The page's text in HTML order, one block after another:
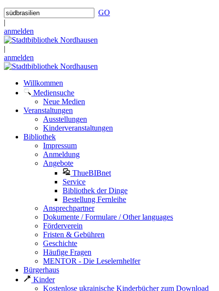
GO
|
anmelden
|
anmelden
Willkommen
Mediensuche
Neue Medien
Veranstaltungen
Ausstellungen
Kinderveranstaltungen
Bibliothek
Impressum
Anmeldung
Angebote
ThueBIBnet
Service
Bibliothek der Dinge
Bestellung Fernleihe
Ansprechpartner
Dokumente / Formulare / Other languages
Förderverein
Fristen & Gebühren
Geschichte
Häufige Fragen
MENTOR - Die Leselernhelfer
Bürgerhaus
Kinder
Kostenlose ukrainische Kinderbücher zum Download